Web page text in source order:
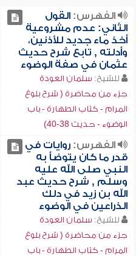
الفهرس:القول
الثاني: عدم مشروعية
أخذ ماء جديد للأذنين،
وأدلته , تابع شرح حديث
عثمان في صفة الوضوء
للشيخ: سلمان العودة
جزء من محاضرة ( شرح بلوغ
المرام - كتاب الطهارة - باب
الوضوء - حديث 38-40)
الفهرس:روايات في
قدر ما كان يتوضأ به
النبي صلى الله عليه
وسلم , شرح حديث عبد
الله بن زيد في دلك
الذراعين في الوضوء
للشيخ: سلمان العودة
جزء من محاضرة ( شرح بلوغ
المرام - كتاب الطهارة - باب